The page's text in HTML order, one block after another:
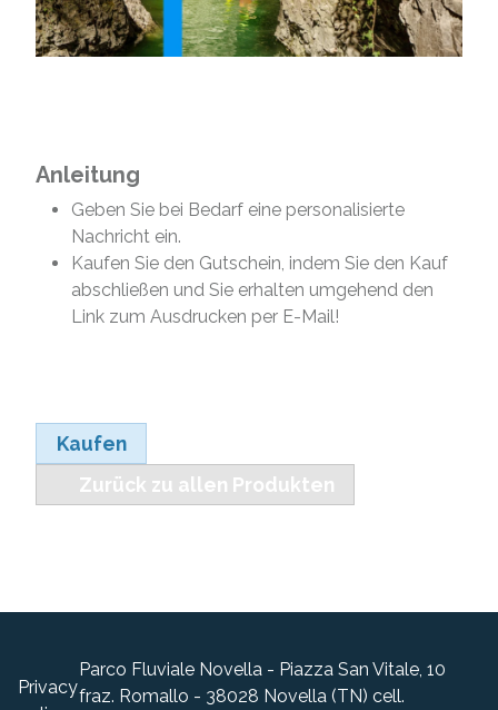
Anleitung
Geben Sie bei Bedarf eine personalisierte
Nachricht ein.
Kaufen Sie den Gutschein, indem Sie den Kauf
abschließen und Sie erhalten umgehend den
Link zum Ausdrucken per E-Mail!
Kaufen
Zurück zu allen Produkten
Privacy
Parco Fluviale Novella - Piazza San Vitale, 10
fraz. Romallo - 38028 Novella (TN) cell.